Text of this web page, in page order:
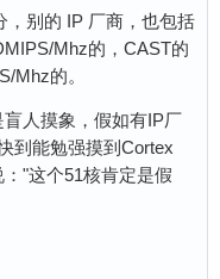
，别的 IP 厂商，也包括
Mhz的，CAST的
Mhz的。
人摸象，假如有IP厂
到能勉强摸到Cortex
"这个51核肯定是假